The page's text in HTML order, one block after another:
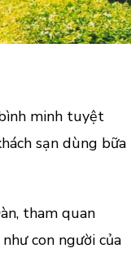
minh tuyệt
sạn dùng bữa
tham quan
con người của